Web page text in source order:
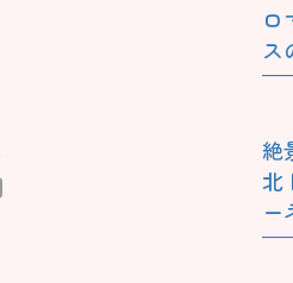
ロ
ス
絶
北
ー